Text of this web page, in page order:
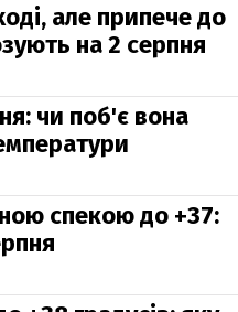
але припече до
на 2 серпня
чи поб'є вона
спекою до +37: